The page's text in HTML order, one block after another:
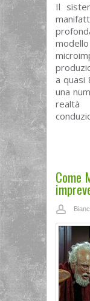
Il
a quasi
una
realtà
Come